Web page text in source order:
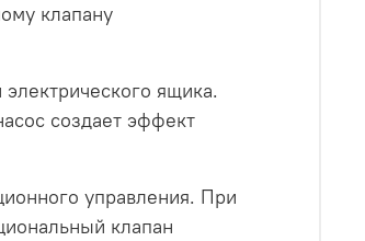
клапану
ящика.
создает эффект
управления. При
клапан